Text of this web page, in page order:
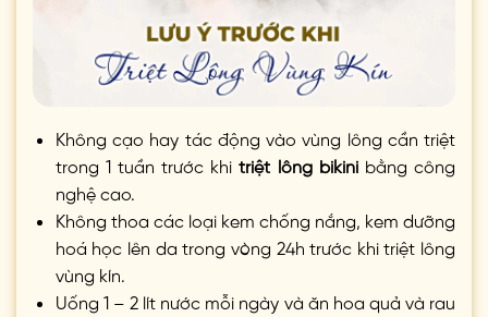
Không cạo hay tác động vào vùng lông cần triệt
trong 1 tuần trước khitriệt lông bikinibằng công
nghệ cao.
Không thoa các loại kem chống nắng, kem dưỡng
hoá học lên da trong vòng 24h trước khi triệt lông
vùng kín.
Uống 1 – 2 lít nước mỗi ngày và ăn hoa quả và rau